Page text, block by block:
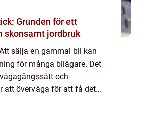
Grunden för ett
skonsamt jordbruk
sälja en gammal bil kan
för många bilägare. Det
och
att överväga för att få det